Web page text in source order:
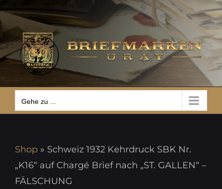
Zum
Inhalt
springen
Gehe zu ...
Gehe zu ...
Shop » Schweiz 1932 Kehrdruck SBK Nr.
„K16“ auf Chargé Brief nach „ST. GALLEN“ –
FÄLSCHUNG